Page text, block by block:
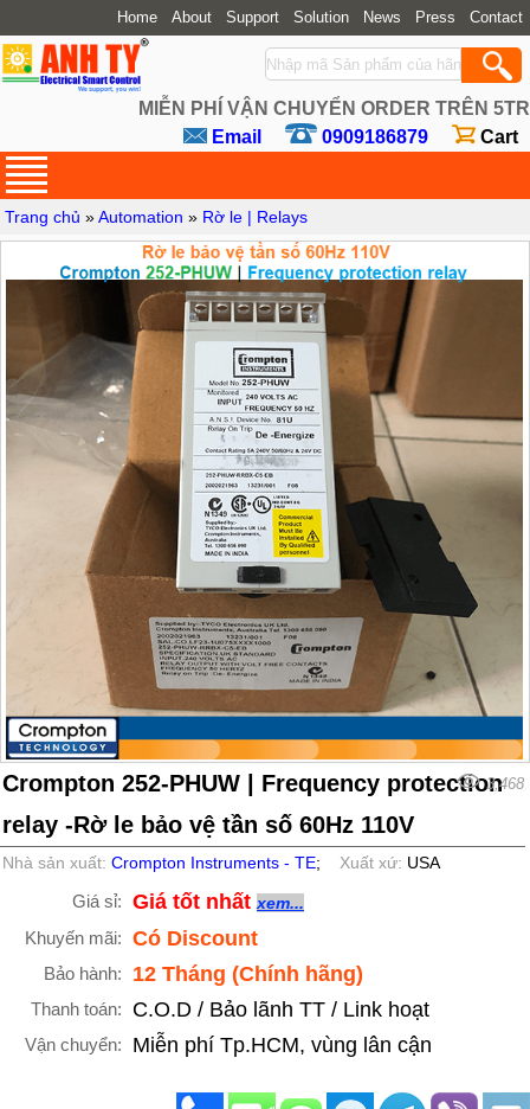
Home About Support Solution News Press Contact
MIỄN PHÍ VẬN CHUYỂN ORDER TRÊN 5TR
Email
0909186879 Cart
Trang chủ »Automation » Rờ le | Relays
Crompton 252-PHUW | Frequency protection
relay -Rờ le bảo vệ tần số 60Hz 110V
3,468
Nhà sản xuất:Crompton Instruments - TE; Xuất xứ: USA
Giá sỉ: Giá tốt nhất xem...
Khuyến mãi: Có Discount
Bảo hành: 12 Tháng (Chính hãng)
Thanh toán: C.O.D / Bảo lãnh TT / Link hoạt
Vận chuyển: Miễn phí Tp.HCM, vùng lân cận